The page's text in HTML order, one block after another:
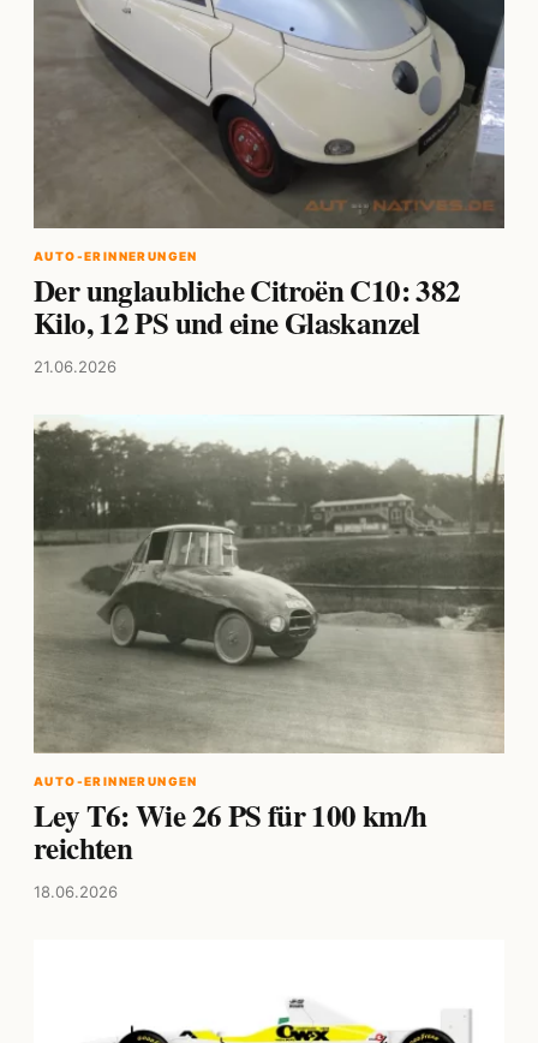
AUTO-ERINNERUNGEN
Der unglaubliche Citroën C10: 382
Kilo, 12 PS und eine Glaskanzel
21.06.2026
AUTO-ERINNERUNGEN
Ley T6: Wie 26 PS für 100 km/h
reichten
18.06.2026